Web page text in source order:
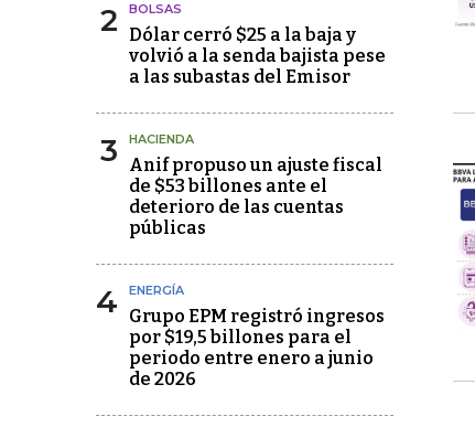
2 BOLSAS
Dólar cerró $25 a la baja y
volvió a la senda bajista pese
a las subastas del Emisor
3 HACIENDA
Anif propuso un ajuste fiscal
de $53 billones ante el
deterioro de las cuentas
públicas
4 ENERGÍA
Grupo EPM registró ingresos
por $19,5 billones para el
periodo entre enero a junio
de 2026